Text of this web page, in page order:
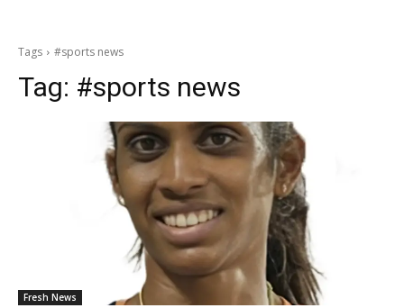
Tags #sports news
Tag: #sports news
Fresh News